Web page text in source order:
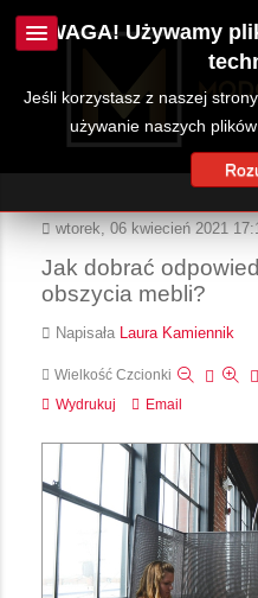
wtorek, 06 kwiecień 2021
Jak dobrać
obszycia mebli?
Napisała Laura Kamiennik
Wielkość Czcionki
Wydrukuj
Email
UWAGA! Używamy
Jeśli korzystasz z naszej
używanie naszych